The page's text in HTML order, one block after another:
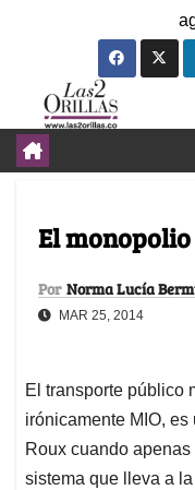
El
Por Norma Lucía
MAR 25, 2014
El transporte público
irónicamente MIO,
Roux cuando
sistema que lleva a